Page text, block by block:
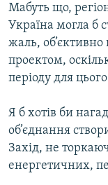
Мабуть що,
Україна могла б
жаль,
проектом,
періоду для
Я б хотів би
об’єднання
Захід, не
енергетичних,